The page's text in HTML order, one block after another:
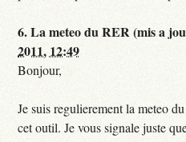
6.La meteo du RER (mis a
2011, 12:49
Bonjour,
Je suis regulierement la meteo
cet outil. Je vous signale juste